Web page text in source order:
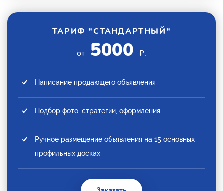
ТАРИФ "СТАНДАРТНЫЙ"
от 5000 ₽.
Написание продающего объявления
Подбор фото, стратегии, оформления
Ручное размещение объявления на 15 основных
профильных досках